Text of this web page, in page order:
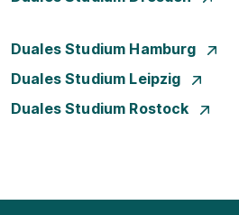
Duales Studium Hamburg
Duales Studium Leipzig
Duales Studium Rostock